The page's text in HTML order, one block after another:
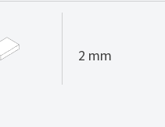
2 mm